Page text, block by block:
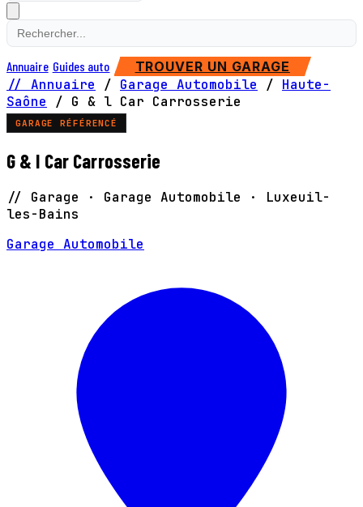
Annuaire Guides auto TROUVER UN GARAGE
// Annuaire / Garage Automobile / Haute-
Saône
/ G & l Car Carrosserie
GARAGE RÉFÉRENCÉ
G & l Car Carrosserie
// Garage · Garage Automobile · Luxeuil-
les-Bains
Garage Automobile